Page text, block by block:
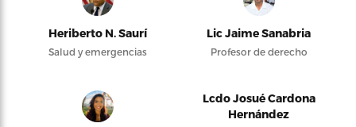
Heriberto N. Saurí
Salud y emergencias
Lic Jaime Sanabria
Profesor de derecho
Lcdo Josué Cardona
Hernández